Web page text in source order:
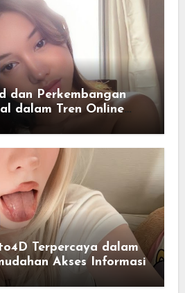
dan Perkembangan
dalam Tren Online
Terpercaya dalam
Akses Informasi